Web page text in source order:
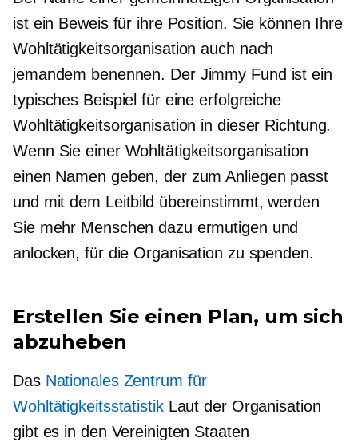
ist ein Beweis für ihre Position. Sie können Ihre
Wohltätigkeitsorganisation auch nach
jemandem benennen. Der Jimmy Fund ist ein
typisches Beispiel für eine erfolgreiche
Wohltätigkeitsorganisation in dieser Richtung.
Wenn Sie einer Wohltätigkeitsorganisation
einen Namen geben, der zum Anliegen passt
und mit dem Leitbild übereinstimmt, werden
Sie mehr Menschen dazu ermutigen und
anlocken, für die Organisation zu spenden.
Erstellen Sie einen Plan, um sich
abzuheben
Das Nationales Zentrum für
WohltätigkeitsstatistikLaut der Organisation
gibt es in den Vereinigten Staaten